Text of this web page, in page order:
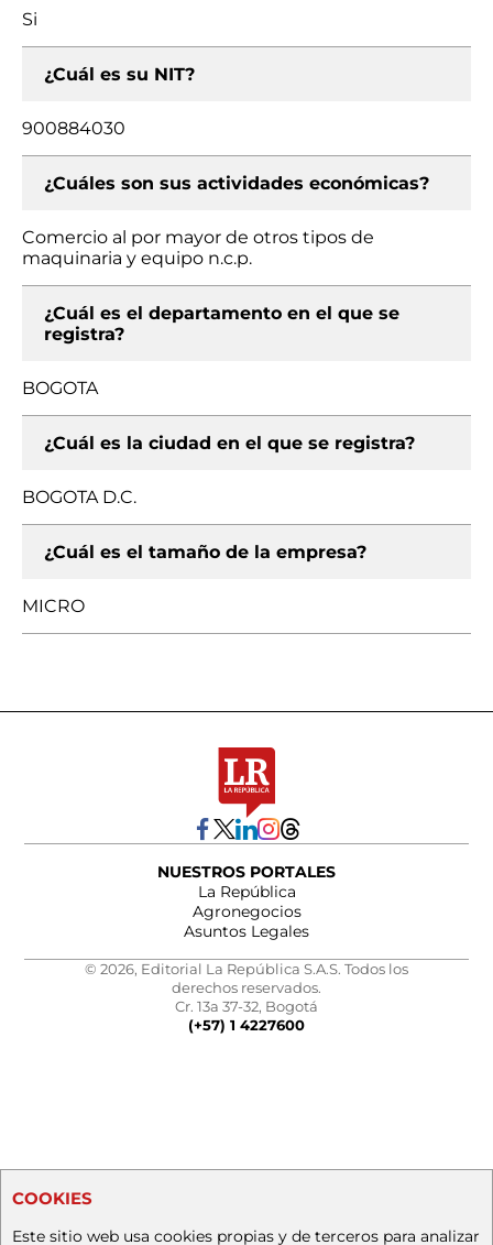
Si
¿Cuál es su NIT?
900884030
¿Cuáles son sus actividades económicas?
Comercio al por mayor de otros tipos de
maquinaria y equipo n.c.p.
¿Cuál es el departamento en el que se
registra?
BOGOTA
¿Cuál es la ciudad en el que se registra?
BOGOTA D.C.
¿Cuál es el tamaño de la empresa?
MICRO
NUESTROS PORTALES
La República
Agronegocios
Asuntos Legales
© 2026, Editorial La República S.A.S. Todos los
derechos reservados.
Cr. 13a 37-32, Bogotá
(+57) 1 4227600
COOKIES
Este sitio web usa cookies propias y de terceros para analizar